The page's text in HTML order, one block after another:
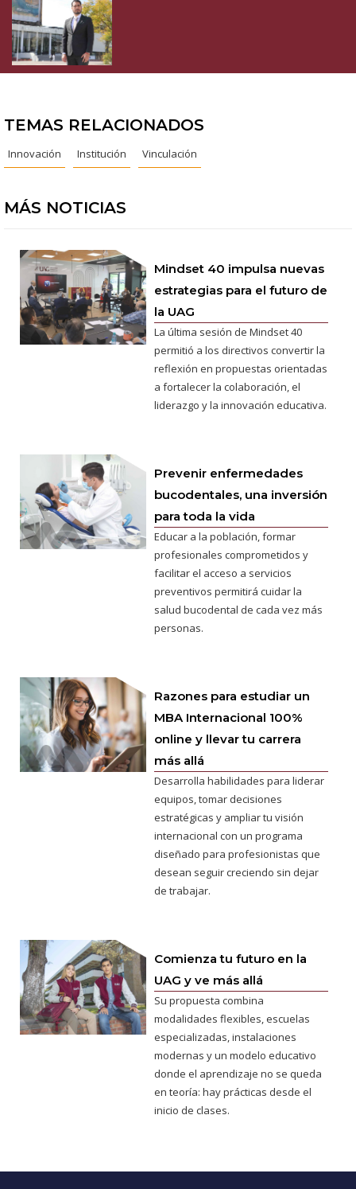
TEMAS RELACIONADOS
Innovación Institución Vinculación
MÁS NOTICIAS
Mindset 40 impulsa nuevas
estrategias para el futuro de
la UAG
La última sesión de Mindset 40
permitió a los directivos convertir la
reflexión en propuestas orientadas
a fortalecer la colaboración, el
liderazgo y la innovación educativa.
Prevenir enfermedades
bucodentales, una inversión
para toda la vida
Educar a la población, formar
profesionales comprometidos y
facilitar el acceso a servicios
preventivos permitirá cuidar la
salud bucodental de cada vez más
personas.
Razones para estudiar un
MBA Internacional 100%
online y llevar tu carrera
más allá
Desarrolla habilidades para liderar
equipos, tomar decisiones
estratégicas y ampliar tu visión
internacional con un programa
diseñado para profesionistas que
desean seguir creciendo sin dejar
de trabajar.
Comienza tu futuro en la
UAG y ve más allá
Su propuesta combina
modalidades flexibles, escuelas
especializadas, instalaciones
modernas y un modelo educativo
donde el aprendizaje no se queda
en teoría: hay prácticas desde el
inicio de clases.